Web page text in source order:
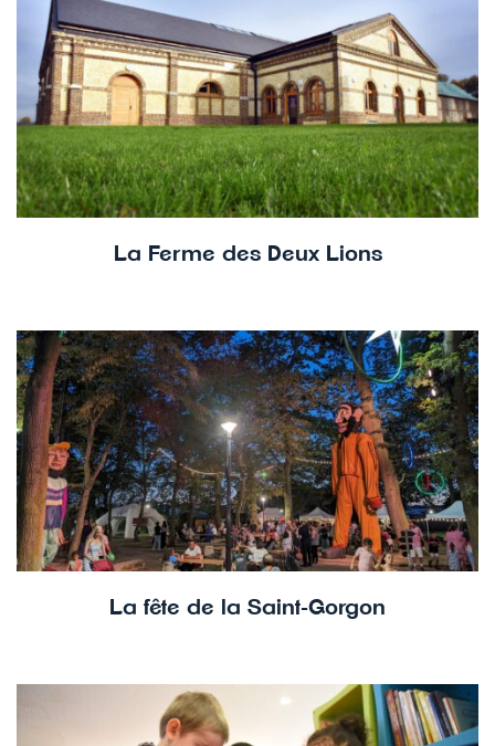
La Ferme des Deux Lions
La fête de la Saint-Gorgon